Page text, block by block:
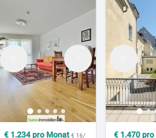
€ 1.234pro Monat€ 16/
€ 1.470pro